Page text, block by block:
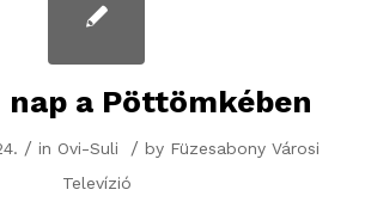
a Pöttömkében
/ in Ovi-Suli / by Füzesabony Városi
Televízió